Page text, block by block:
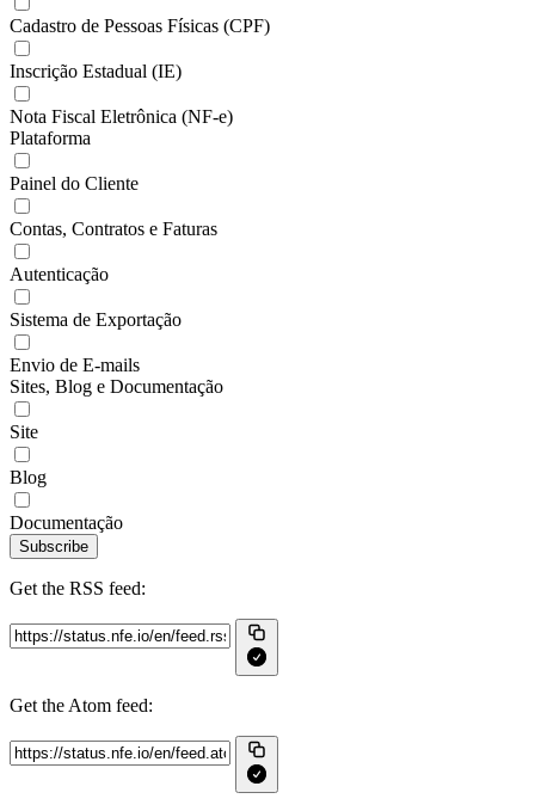
Cadastro de Pessoas Físicas (CPF)
Inscrição Estadual (IE)
Nota Fiscal Eletrônica (NF-e)
Plataforma
Painel do Cliente
Contas, Contratos e Faturas
Autenticação
Sistema de Exportação
Envio de E-mails
Sites, Blog e Documentação
Site
Blog
Documentação
Subscribe
Get the RSS feed:
Get the Atom feed: